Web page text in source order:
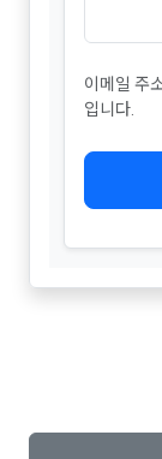
이메일 주
입니다.